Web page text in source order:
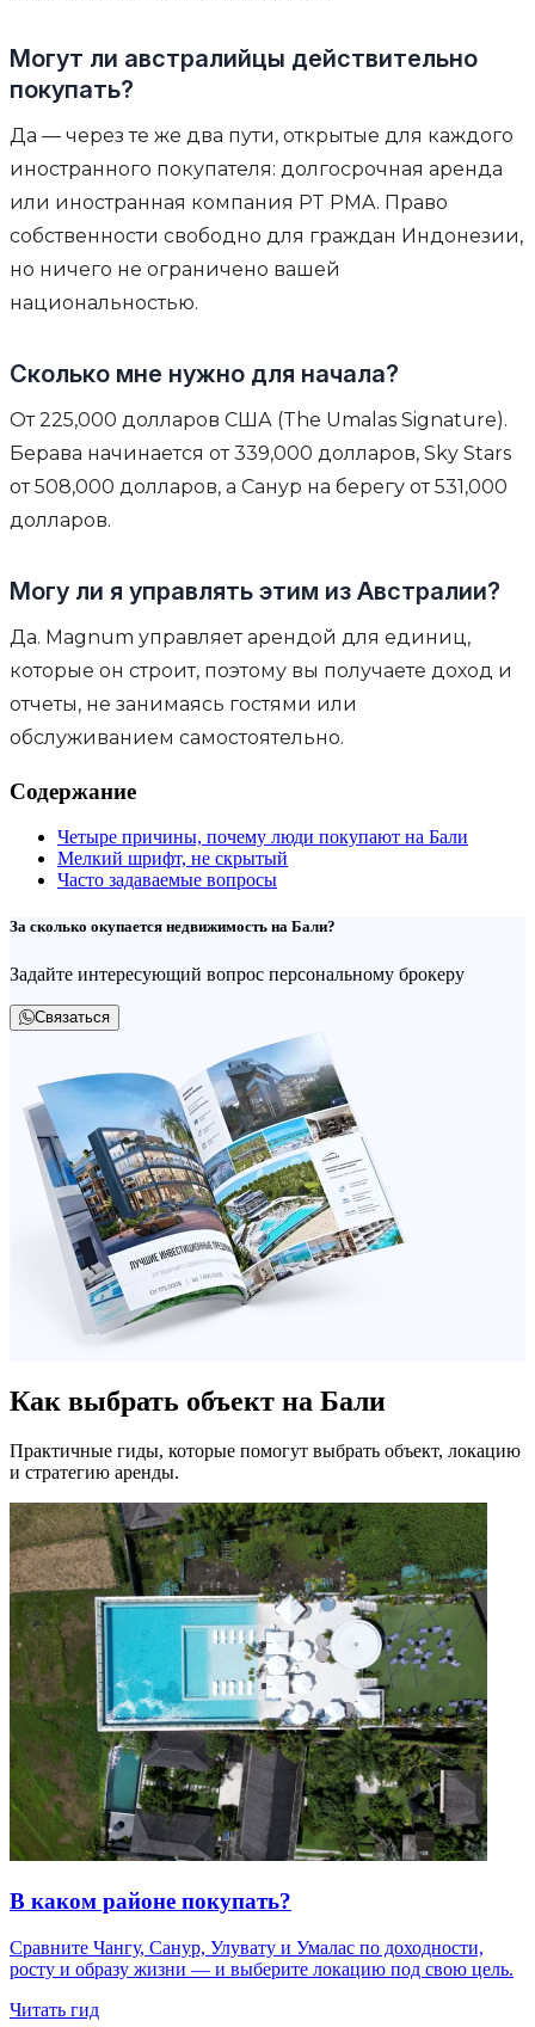
Могут ли австралийцы действительно
покупать?
Да — через те же два пути, открытые для каждого
иностранного покупателя: долгосрочная аренда
или иностранная компания PT PMA. Право
собственности свободно для граждан Индонезии,
но ничего не ограничено вашей
национальностью.
Сколько мне нужно для начала?
От 225,000 долларов США (The Umalas Signature).
Берава начинается от 339,000 долларов, Sky Stars
от 508,000 долларов, а Санур на берегу от 531,000
долларов.
Могу ли я управлять этим из Австралии?
Да. Magnum управляет арендой для единиц,
которые он строит, поэтому вы получаете доход и
отчеты, не занимаясь гостями или
обслуживанием самостоятельно.
Содержание
Четыре причины, почему люди покупают на Бали
Мелкий шрифт, не скрытый
Часто задаваемые вопросы
За сколько окупается недвижимость на Бали?
Задайте интересующий вопрос персональному брокеру
Связаться
Как выбрать объект на Бали
Практичные гиды, которые помогут выбрать объект, локацию
и стратегию аренды.
В каком районе покупать?
Сравните Чангу, Санур, Улувату и Умалас по доходности,
росту и образу жизни — и выберите локацию под свою цель.
Читать гид